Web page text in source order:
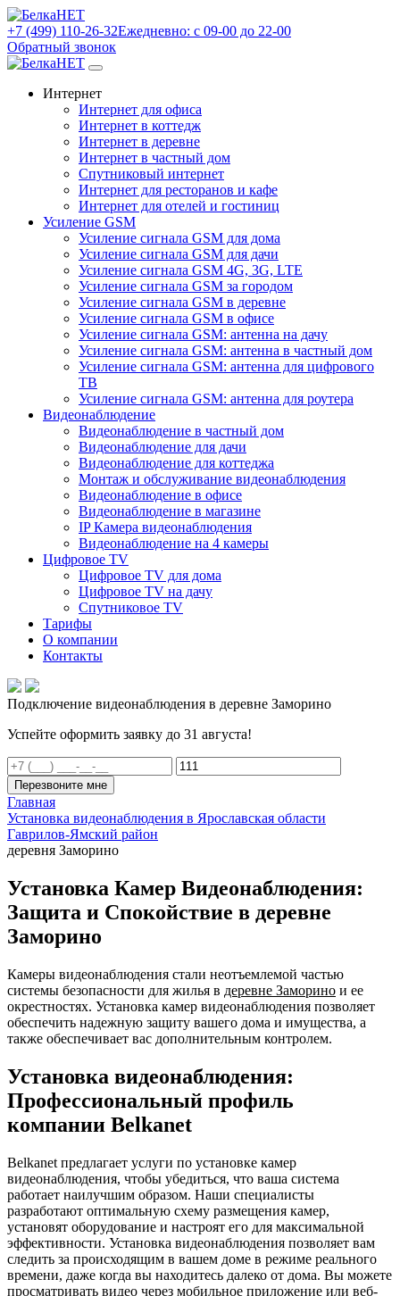
+7 (499) 110-26-32Ежедневно: с 09-00 до 22-00
Обратный звонок
Интернет
Интернет для офиса
Интернет в коттедж
Интернет в деревне
Интернет в частный дом
Спутниковый интернет
Интернет для ресторанов и кафе
Интернет для отелей и гостиниц
Усиление GSM
Усиление сигнала GSM для дома
Усиление сигнала GSM для дачи
Усиление сигнала GSM 4G, 3G, LTE
Усиление сигнала GSM за городом
Усиление сигнала GSM в деревне
Усиление сигнала GSM в офисе
Усиление сигнала GSM: антенна на дачу
Усиление сигнала GSM: антенна в частный дом
Усиление сигнала GSM: антенна для цифрового
ТВ
Усиление сигнала GSM: антенна для роутера
Видеонаблюдение
Видеонаблюдение в частный дом
Видеонаблюдение для дачи
Видеонаблюдение для коттеджа
Монтаж и обслуживание видеонаблюдения
Видеонаблюдение в офисе
Видеонаблюдение в магазине
IP Камера видеонаблюдения
Видеонаблюдение на 4 камеры
Цифровое TV
Цифровое TV для дома
Цифровое TV на дачу
Спутниковое TV
Тарифы
О компании
Контакты
Подключение видеонаблюдения в деревне Заморино
Успейте оформить заявку до 31 августа!
Перезвоните мне
Главная
Установка видеонаблюдения в Ярославская области
Гаврилов-Ямский район
деревня Заморино
Установка Камер Видеонаблюдения:
Защита и Спокойствие в деревне
Заморино
Камеры видеонаблюдения стали неотъемлемой частью
системы безопасности для жилья в деревне Заморино и ее
окрестностях. Установка камер видеонаблюдения позволяет
обеспечить надежную защиту вашего дома и имущества, а
также обеспечивает вас дополнительным контролем.
Установка видеонаблюдения:
Профессиональный профиль
компании Belkanet
Belkanet предлагает услуги по установке камер
видеонаблюдения, чтобы убедиться, что ваша система
работает наилучшим образом. Наши специалисты
разработают оптимальную схему размещения камер,
установят оборудование и настроят его для максимальной
эффективности. Установка видеонаблюдения позволяет вам
следить за происходящим в вашем доме в режиме реального
времени, даже когда вы находитесь далеко от дома. Вы можете
просматривать видео через мобильное приложение или веб-